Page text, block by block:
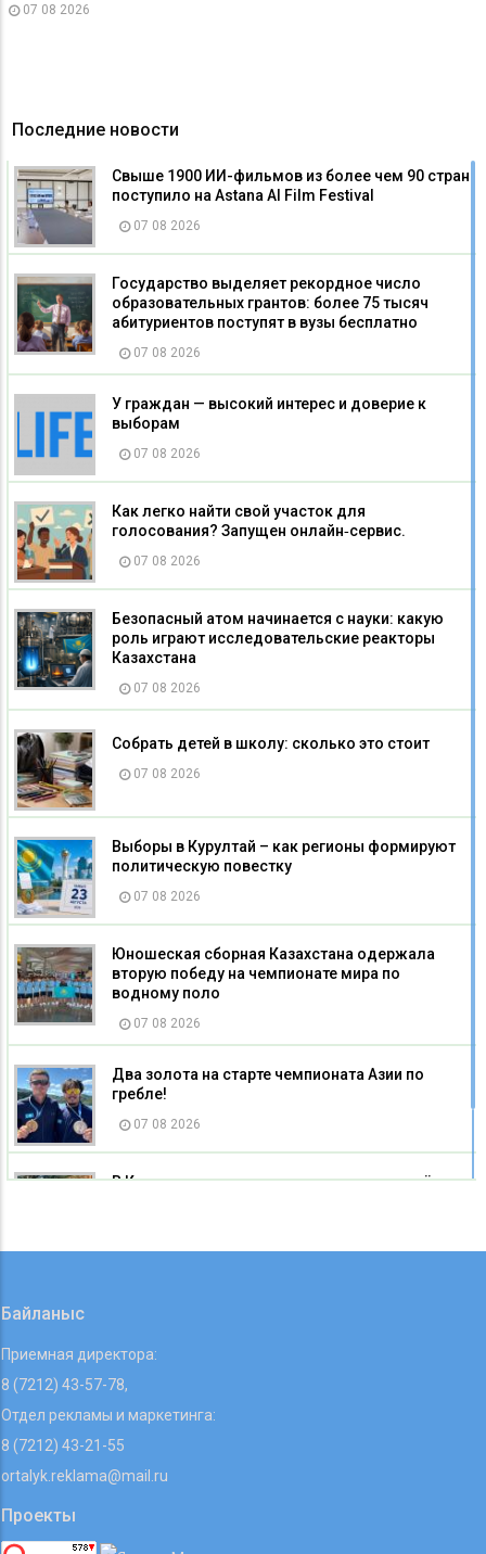
07 08 2026
Последние новости
Свыше 1900 ИИ-фильмов из более чем 90 стран
поступило на Astana AI Film Festival
07 08 2026
Государство выделяет рекордное число
образовательных грантов: более 75 тысяч
абитуриентов поступят в вузы бесплатно
07 08 2026
У граждан — высокий интерес и доверие к
выборам
07 08 2026
Как легко найти свой участок для
голосования? Запущен онлайн‑сервис.
07 08 2026
Безопасный атом начинается с науки: какую
роль играют исследовательские реакторы
Казахстана
07 08 2026
Собрать детей в школу: сколько это стоит
07 08 2026
Выборы в Курултай – как регионы формируют
политическую повестку
07 08 2026
Юношеская сборная Казахстана одержала
вторую победу на чемпионате мира по
водному поло
07 08 2026
Два золота на старте чемпионата Азии по
гребле!
07 08 2026
В Карагандинском зоопарке родился детёныш
Байланыс
Приемная директора:
8 (7212) 43-57-78,
Отдел рекламы и маркетинга:
8 (7212) 43-21-55
ortalyk.reklama@mail.ru
Проекты